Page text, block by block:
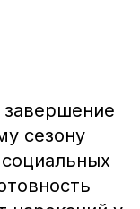
сезону